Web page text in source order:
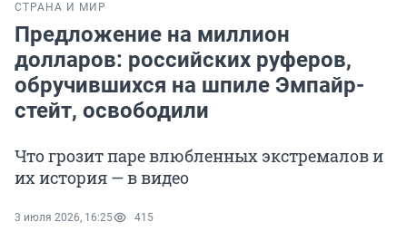
СТРАНА И МИР
Предложение на миллион
долларов: российских руферов,
обручившихся на шпиле Эмпайр-
стейт, освободили
Что грозит паре влюбленных экстремалов и
их история — в видео
3 июля 2026, 16:25 415